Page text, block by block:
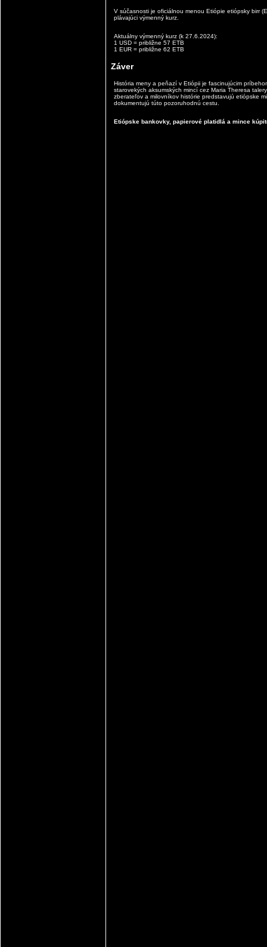
V súčasnosti je oficiálnou menou Etiópie etiópsky birr
plávajúci výmenný kurz.
Aktuálny výmenný kurz (k 27.6.2024):
1 USD = približne 57 ETB
1 EUR = približne 62 ETB
Záver
História meny a peňazí v Etiópii je fascinujúcim
starovekých aksumských mincí cez Maria Theresa
zberateľov a milovníkov histórie predstavujú etiópske
dokumentujú túto pozoruhodnú cestu.
Etiópske bankovky, papierové platidlá a mince